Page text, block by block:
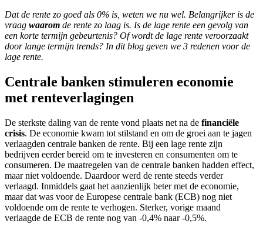
Dat de rente zo goed als 0% is, weten we nu wel. Belangrijker is de
vraag waarom de rente zo laag is. Is de lage rente een gevolg van
een korte termijn gebeurtenis? Of wordt de lage rente veroorzaakt
door lange termijn trends? In dit blog geven we 3 redenen voor de
lage rente.
Centrale banken stimuleren economie
met renteverlagingen
De sterkste daling van de rente vond plaats net na de financiële
crisis. De economie kwam tot stilstand en om de groei aan te jagen
verlaagden centrale banken de rente. Bij een lage rente zijn
bedrijven eerder bereid om te investeren en consumenten om te
consumeren. De maatregelen van de centrale banken hadden effect,
maar niet voldoende. Daardoor werd de rente steeds verder
verlaagd. Inmiddels gaat het aanzienlijk beter met de economie,
maar dat was voor de Europese centrale bank (ECB) nog niet
voldoende om de rente te verhogen. Sterker, vorige maand
verlaagde de ECB de rente nog van -0,4% naar -0,5%.